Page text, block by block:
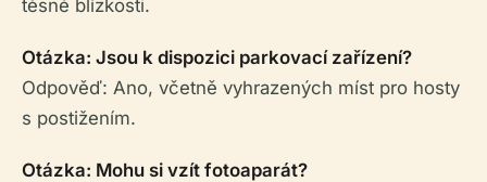
těsné blízkosti.
Otázka: Jsou k dispozici parkovací zařízení?
Odpověď: Ano, včetně vyhrazených míst pro hosty
s postižením.
Otázka: Mohu si vzít fotoaparát?